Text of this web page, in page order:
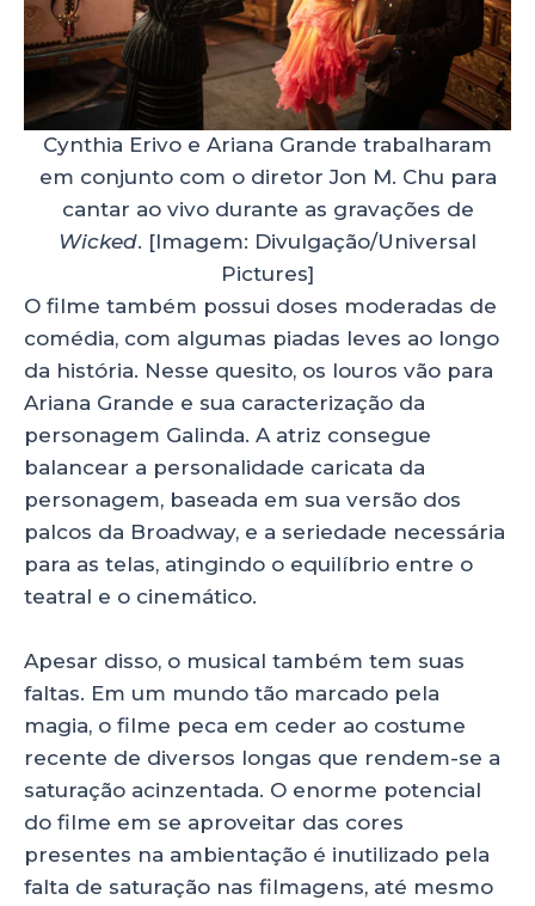
Cynthia Erivo e Ariana Grande trabalharam
em conjunto com o diretor Jon M. Chu para
cantar ao vivo durante as gravações de
Wicked. [Imagem: Divulgação/Universal
Pictures]
O filme também possui doses moderadas de
comédia, com algumas piadas leves ao longo
da história. Nesse quesito, os louros vão para
Ariana Grande e sua caracterização da
personagem Galinda. A atriz consegue
balancear a personalidade caricata da
personagem, baseada em sua versão dos
palcos da Broadway, e a seriedade necessária
para as telas, atingindo o equilíbrio entre o
teatral e o cinemático.
Apesar disso, o musical também tem suas
faltas. Em um mundo tão marcado pela
magia, o filme peca em ceder ao costume
recente de diversos longas que rendem-se a
saturação acinzentada. O enorme potencial
do filme em se aproveitar das cores
presentes na ambientação é inutilizado pela
falta de saturação nas filmagens, até mesmo